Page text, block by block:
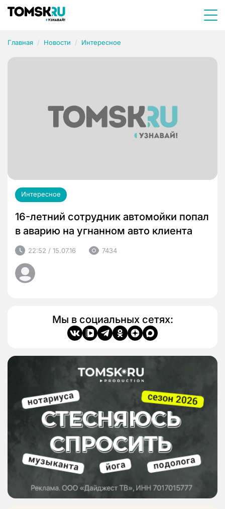
Главная Новости Интересное
Интересное
16-летний сотрудник автомойки попал
в аварию на угнанном авто клиента
22:52 / 15.07.16 7434
Мы в социальных сетях: